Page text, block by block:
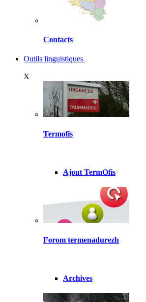
Contacts
Outils linguistiques
X
Termofis
Ajout TermOfis
Forom termenadurezh
Archives